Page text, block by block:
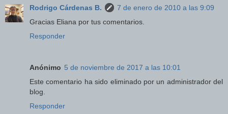
Rodrigo Cárdenas B.
7 de enero de 2010 a las 9:09
Gracias Eliana por tus comentarios.
Responder
Anónimo 5 de noviembre de 2017 a las 10:01
Este comentario ha sido eliminado por un administrador del
blog.
Responder